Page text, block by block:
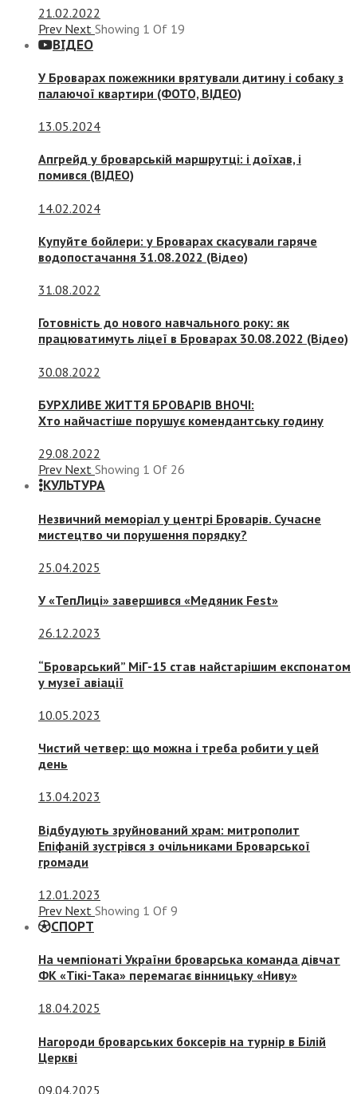
21.02.2022
Prev Next Showing 1 Of 19
ВІДЕО
У Броварах пожежники врятували дитину і собаку з
палаючої квартири (ФОТО, ВІДЕО)
13.05.2024
Апгрейд у броварській маршрутці: і доїхав, і
помився (ВІДЕО)
14.02.2024
Купуйте бойлери: у Броварах скасували гаряче
водопостачання 31.08.2022 (Відео)
31.08.2022
Готовність до нового навчального року: як
працюватимуть ліцеї в Броварах 30.08.2022 (Відео)
30.08.2022
БУРХЛИВЕ ЖИТТЯ БРОВАРІВ ВНОЧІ:
Хто найчастіше порушує комендантську годину
29.08.2022
Prev Next Showing 1 Of 26
КУЛЬТУРА
Незвичний меморіал у центрі Броварів. Сучасне
мистецтво чи порушення порядку?
25.04.2025
У «ТепЛиці» завершився «Медяник Fest»
26.12.2023
“Броварський” МіГ-15 став найстарішим експонатом
у музеї авіації
10.05.2023
Чистий четвер: що можна і треба робити у цей
день
13.04.2023
Відбудують зруйнований храм: митрополит
Епіфаній зустрівся з очільниками Броварської
громади
12.01.2023
Prev Next Showing 1 Of 9
СПОРТ
На чемпіонаті України броварська команда дівчат
ФК «Тікі-Така» перемагає вінницьку «Ниву»
18.04.2025
Нагороди броварських боксерів на турнір в Білій
Церкві
09.04.2025